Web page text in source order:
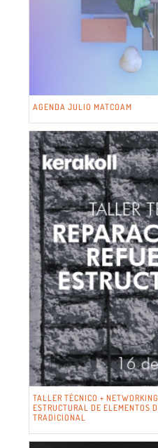
AGENDA JULIO MATCOAM
TALLER TÉCNICO +
ESTRUCTURAL DE ELEMENTOS
TRADICIONAL